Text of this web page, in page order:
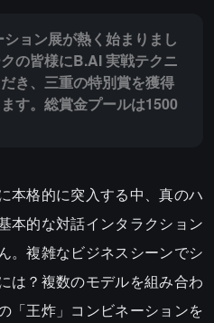
ョン展が熱く始まりまし
の皆様にB.AI 実戦テクニ
き、三重の特別賞を獲得
す。総賞金プールは1500
本格的に突入する中、真のハ
本的な対話インタラクション
。複雑なビジネスシーンでシ
は？複数のモデルを組み合わ
「王炸」コンビネーションを